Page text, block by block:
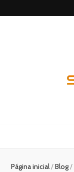
Página inicial/Blog/